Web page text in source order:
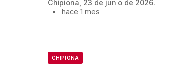
Chipiona, 23 de junio de 2026.
•
hace 1 mes
CHIPIONA